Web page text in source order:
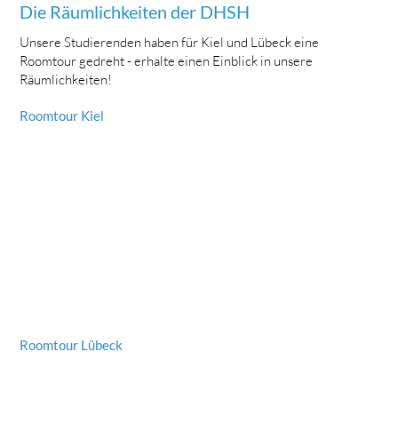
Die Räumlichkeiten der DHSH
Unsere Studierenden haben für Kiel und Lübeck eine
Roomtour gedreht - erhalte einen Einblick in unsere
Räumlichkeiten!
Roomtour Kiel
Roomtour Lübeck